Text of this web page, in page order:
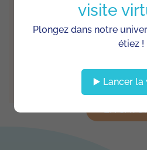
visite
Plongez dans notre
étiez !
▶️ Lancer la
MASTER DMX 410
Le Master DMX 410 est un
...
EN